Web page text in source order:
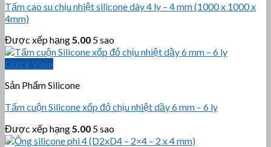
Tấm cao su chịu nhiệt silicone dày 4 ly – 4 mm (1000 x 1000 x
4mm)
Được xếp hạng5.00 5 sao
Quick View
Sản Phẩm Silicone
Tấm cuộn Silicone xốp đỏ chịu nhiệt dầy 6 mm – 6 ly
Được xếp hạng5.00 5 sao